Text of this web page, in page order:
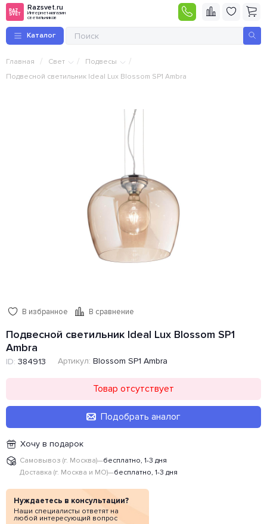
Razsvet.ru
Интернет-магазин
светильников
Каталог
Главная / Свет / Подвесы /
Подвесной светильник Ideal Lux Blossom SP1 Ambra
В избранное В сравнение
Подвесной светильник Ideal Lux Blossom SP1
Ambra
ID: 384913 Артикул: Blossom SP1 Ambra
Товар отсутствует
Подобрать аналог
Хочу в подарок
Самовывоз (г. Москва)—бесплатно, 1-3 дня
Доставка (г. Москва и МО)—бесплатно, 1-3 дня
Нуждаетесь в консультации?
Наши специалисты ответят на
любой интересующий вопрос